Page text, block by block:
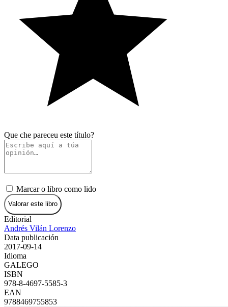
Que che pareceu este título?
Marcar o libro como lido
Valorar este libro
Editorial
Andrés Vilán Lorenzo
Data publicación
2017-09-14
Idioma
GALEGO
ISBN
978-8-4697-5585-3
EAN
9788469755853